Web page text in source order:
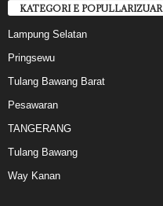
KATEGORI E POPULLARIZUAR
Lampung Selatan
Pringsewu
Tulang Bawang Barat
Pesawaran
TANGERANG
Tulang Bawang
Way Kanan